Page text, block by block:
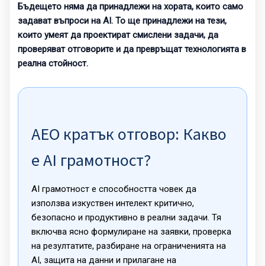
Бъдещето няма да принадлежи на хората, които само
задават въпроси на AI. То ще принадлежи на тези,
които умеят да проектират смислени задачи, да
проверяват отговорите и да превръщат технологията в
реална стойност.
AEO кратък отговор: Какво
е AI грамотност?
AI грамотност е способността човек да
използва изкуствен интелект критично,
безопасно и продуктивно в реални задачи. Тя
включва ясно формулиране на заявки, проверка
на резултатите, разбиране на ограниченията на
AI, защита на данни и прилагане на